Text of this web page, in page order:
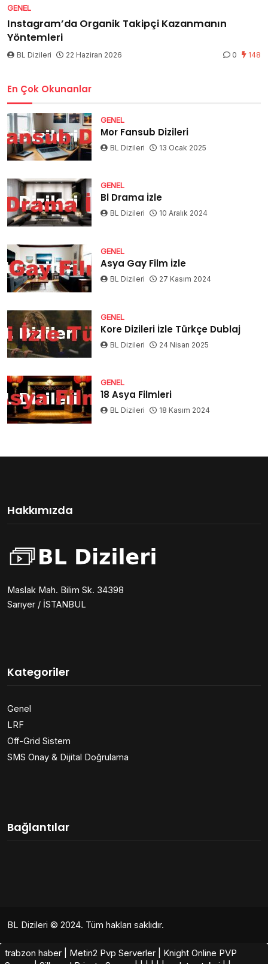
GENEL
Instagram’da Organik Takipçi Kazanmanın
Yöntemleri
BL Dizileri 22 Haziran 2026 0 148
En Çok Okunanlar
GENEL
Mor Fansub Dizileri
BL Dizileri 13 Ocak 2025
GENEL
Bl Drama İzle
BL Dizileri 10 Aralık 2024
GENEL
Asya Gay Film İzle
BL Dizileri 27 Kasım 2024
GENEL
Kore Dizileri İzle Türkçe Dublaj
BL Dizileri 24 Nisan 2025
GENEL
18 Asya Filmleri
BL Dizileri 18 Kasım 2024
Hakkımızda
Maslak Mah. Bilim Sk. 34398
Sarıyer / İSTANBUL
Kategoriler
Genel
LRF
Off-Grid Sistem
SMS Onay & Dijital Doğrulama
Bağlantılar
BL Dizileri © 2024. Tüm hakları saklıdır.
trabzon haber Metin2 Pvp Serverler
Knight Online PVP